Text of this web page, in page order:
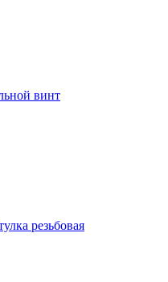
винт
резьбовая